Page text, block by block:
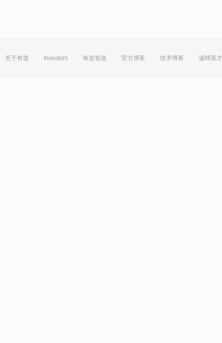
关于有道 Investors 有道智选 官方博客 技术博客 诚聘英才